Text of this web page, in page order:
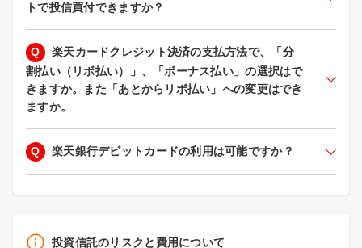
トで投信買付できますか？
Q
楽天カードクレジット決済の支払方法で、「分
割払い（リボ払い）」、「ボーナス払い」の選択はで
きますか。また「あとからリボ払い」への変更はでき
ますか。
Q 楽天銀行デビットカードの利用は可能ですか？
投資信託のリスクと費用について